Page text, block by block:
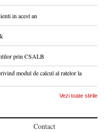
in acest an
prin CSALB
modul de calcul al ratelor la
Vezi toate stirile
Contact